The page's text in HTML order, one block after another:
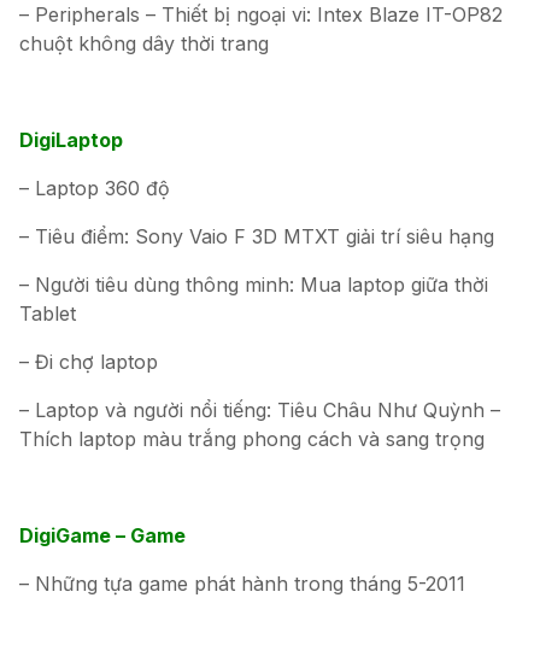
– Peripherals – Thiết bị ngoại vi: Intex Blaze IT-OP82
chuột không dây thời trang
DigiLaptop
– Laptop 360 độ
– Tiêu điểm: Sony Vaio F 3D MTXT giải trí siêu hạng
– Người tiêu dùng thông minh: Mua laptop giữa thời
Tablet
– Đi chợ laptop
– Laptop và người nổi tiếng: Tiêu Châu Như Quỳnh –
Thích laptop màu trắng phong cách và sang trọng
DigiGame – Game
– Những tựa game phát hành trong tháng 5-2011